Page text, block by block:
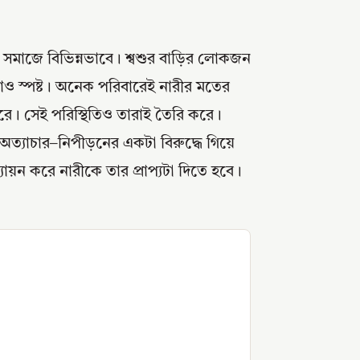
সমাজে বিভিন্নভাবে। শ্বশুর বাড়ির লোকজন
স্পষ্ট। অনেক পরিবারেই নারীর মতের
সেই পরিস্থিতিও তারাই তৈরি করে।
একটা বিরুদ্ধে গিয়ে
করে নারীকে তার প্রাপ্যটা দিতে হবে।